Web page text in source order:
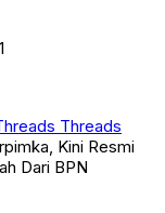
Threads